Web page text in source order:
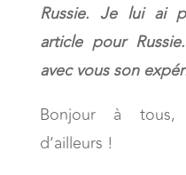
Russie. Je lui ai
article pour
avec vous son
Bonjour à
d’ailleurs !